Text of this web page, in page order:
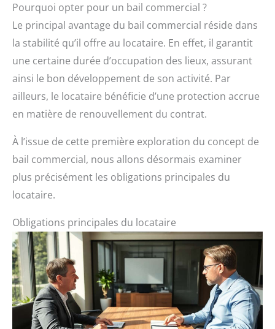
Pourquoi opter pour un bail commercial ?
Le principal avantage du bail commercial réside dans
la stabilité qu’il offre au locataire. En effet, il garantit
une certaine durée d’occupation des lieux, assurant
ainsi le bon développement de son activité. Par
ailleurs, le locataire bénéficie d’une protection accrue
en matière de renouvellement du contrat.
À l’issue de cette première exploration du concept de
bail commercial, nous allons désormais examiner
plus précisément les obligations principales du
locataire.
Obligations principales du locataire